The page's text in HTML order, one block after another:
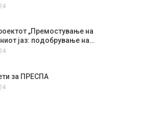
„Премостување на
јаз: подобрување на…
за ПРЕСПА